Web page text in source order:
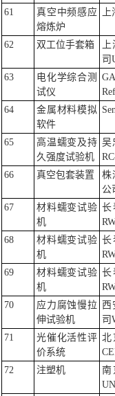
61
真空中频感应
熔炼炉
62 双工位手套箱
司
63
电化学综合测
试仪
64
金属材料模拟
软件
65
高温蠕变及持
久强度试验机
吴
66
真空包套装置
株
公
67
材料蠕变试验
机
长
68
材料蠕变试验
机
长
69
材料蠕变试验
机
长
70
应力腐蚀慢拉
伸试验机
西
司
71
光催化活性评
价系统
72
注塑机
南